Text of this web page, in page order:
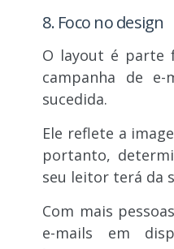
8. Foco no design
O layout é parte
campanha de
sucedida.
Ele reflete a
portanto,
seu leitor terá da
Com mais
e-mails em